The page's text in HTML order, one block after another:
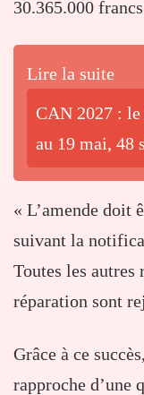
30.365.000
Lire la suite
CAN 2027 :
au 19 mai, 48
« L’amende doit
suivant la
Toutes les autres
réparation sont
Grâce à ce
rapproche d’une